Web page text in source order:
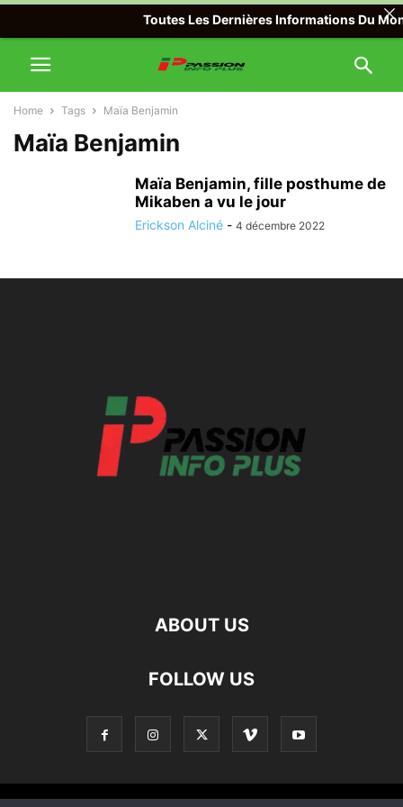
Home Tags Maïa Benjamin
Maïa Benjamin
Maïa Benjamin, fille posthume de
Mikaben a vu le jour
Erickson Alciné - 4 décembre 2022
ABOUT US
FOLLOW US
Toutes Les Dernières Informations Du